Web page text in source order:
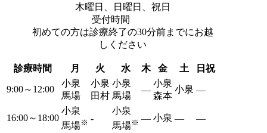
木曜日、日曜日、祝日
受付時間
初めての方は診療終了の30分前までにお越
しください
診療時間 月 火 水 木 金 土 日祝
9:00～12:00
小泉
馬場
小泉
田村
小泉
馬場
―
小泉
森本
小泉 ―
16:00～18:00
小泉
馬場※ -
小泉
馬場※ ― 小泉 ― ―